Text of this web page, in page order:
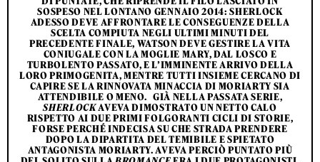
SOSPESO NEL LONTANO GENNAIO 2014: SHERLOCK
ADESSO DEVE AFFRONTARE LE CONSEGUENZE DELLA
SCELTA COMPIUTA NEGLI ULTIMI MINUTI DEL
PRECEDENTE FINALE, WATSON DEVE GESTIRE LA VITA
CONIUGALE CON LA MOGLIE MARY, DAL LOSCO E
TURBOLENTO PASSATO, E L’IMMINENTE ARRIVO DELLA
LORO PRIMOGENITA, MENTRE TUTTI INSIEME CERCANO DI
CAPIRE SE LA RINNOVATA MINACCIA DI MORIARTY SIA
ATTENDIBILE O MENO. GIÀ NELLA PASSATA SERIE,
SHERLOCKAVEVA DIMOSTRATO UN NETTO CALO
RISPETTO AI DUE PRIMI FOLGORANTI CICLI DI STORIE,
FORSE PERCHÉ INDECISA SU CHE STRADA PRENDERE
DOPO LA DIPARTITA DEL TEMIBILE E SPIETATO
ANTAGONISTA MORIARTY. AVEVA PERCIÒ PUNTATO PIÙ